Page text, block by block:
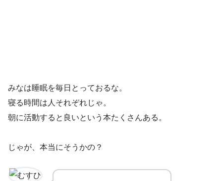
みなは睡眠を毎日とっておるな。
寝る時間は人それぞれじゃ。
朝に活動すると良いという本たくさんある。
じゃが、本当にそうかの？